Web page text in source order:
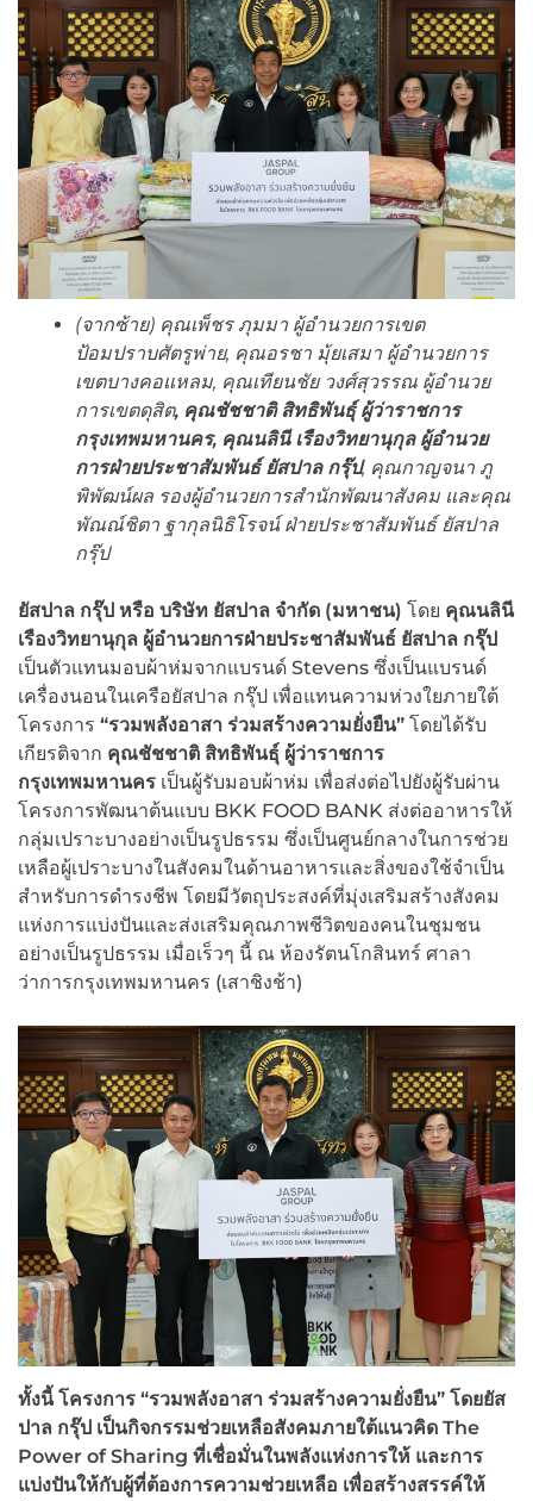
(จากซ้าย) คุณเพ็ชร ภุมมา ผู้อำนวยการเขต
ป้อมปราบศัตรูพ่าย, คุณอรชา มุ้ยเสมา ผู้อำนวยการ
เขตบางคอแหลม, คุณเทียนชัย วงศ์สุวรรณ ผู้อำนวย
การเขตดุสิต, คุณชัชชาติ สิทธิพันธุ์ ผู้ว่าราชการ
กรุงเทพมหานคร, คุณนลินี เรืองวิทยานุกุล ผู้อำนวย
การฝ่ายประชาสัมพันธ์ ยัสปาล กรุ๊ป, คุณกาญจนา ภู
พิพัฒน์ผล รองผู้อำนวยการสำนักพัฒนาสังคม และคุณ
พัณณ์ชิตา ฐากุลนิธิโรจน์ ฝ่ายประชาสัมพันธ์ ยัสปาล
กรุ๊ป
ยัสปาล กรุ๊ป หรือ บริษัท ยัสปาล จำกัด (มหาชน) โดย คุณนลินี
เรืองวิทยานุกุล ผู้อำนวยการฝ่ายประชาสัมพันธ์ ยัสปาล กรุ๊ป
เป็นตัวแทนมอบผ้าห่มจากแบรนด์ Stevens ซึ่งเป็นแบรนด์
เครื่องนอนในเครือยัสปาล กรุ๊ป เพื่อแทนความห่วงใยภายใต้
โครงการ “รวมพลังอาสา ร่วมสร้างความยั่งยืน” โดยได้รับ
เกียรติจาก คุณชัชชาติ สิทธิพันธุ์ ผู้ว่าราชการ
กรุงเทพมหานคร เป็นผู้รับมอบผ้าห่ม เพื่อส่งต่อไปยังผู้รับผ่าน
โครงการพัฒนาต้นแบบ BKK FOOD BANK ส่งต่ออาหารให้
กลุ่มเปราะบางอย่างเป็นรูปธรรม ซึ่งเป็นศูนย์กลางในการช่วย
เหลือผู้เปราะบางในสังคมในด้านอาหารและสิ่งของใช้จำเป็น
สำหรับการดำรงชีพ โดยมีวัตถุประสงค์ที่มุ่งเสริมสร้างสังคม
แห่งการแบ่งปันและส่งเสริมคุณภาพชีวิตของคนในชุมชน
อย่างเป็นรูปธรรม เมื่อเร็วๆ นี้ ณ ห้องรัตนโกสินทร์ ศาลา
ว่าการกรุงเทพมหานคร (เสาชิงช้า)
ทั้งนี้โครงการ “รวมพลังอาสา ร่วมสร้างความยั่งยืน” โดยยัส
ปาล กรุ๊ป เป็นกิจกรรมช่วยเหลือสังคมภายใต้แนวคิด The
Power of Sharing ที่เชื่อมั่นในพลังแห่งการให้ และการ
แบ่งปันให้กับผู้ที่ต้องการความช่วยเหลือ เพื่อสร้างสรรค์ให้